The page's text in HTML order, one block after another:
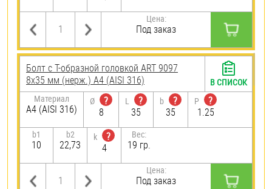
Цена:
Под заказ
Болт с Т-образной головкой ART 9097
8х35 мм (нерж.) A4 (AISI 316)
Материал
A4 (AISI 316)
Ø
?
8
L
?
35
b
?
35
P
?
1.25
b1
10
b2
22,73
k
?
4
Вес:
19 гр.
Цена:
Под заказ
В СПИСОК